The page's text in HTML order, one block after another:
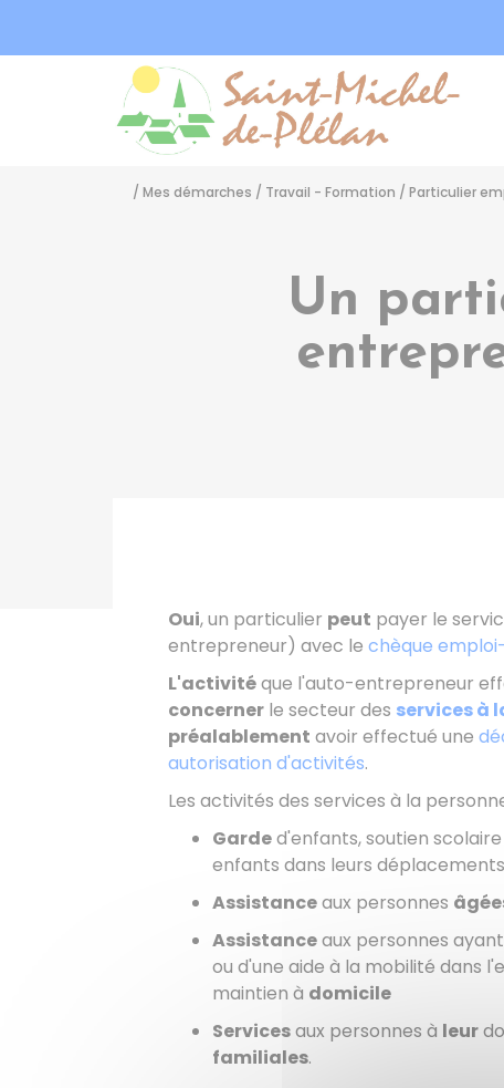
/ Mes démarches / Travail - Formation / Particulier
Un
Oui, un particulier peut payer le
entrepreneur) avec le chèque
L'activitéque l'auto-entrepreneur
concerner le secteur des services à
préalablement avoir effectué une
autorisation d'activités.
Les activités des services à la
Garded'enfants, soutien scolaire
enfants dans leurs déplacements
Assistanceaux personnes
Assistanceaux personnes
ou d'une aide à la mobilité dans
maintien à domicile
Servicesaux personnes à leur
familiales.